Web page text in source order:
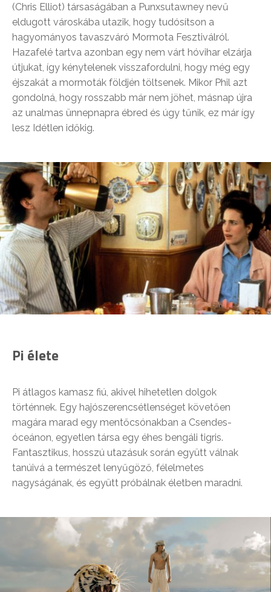
(Chris Elliot) társaságában a Punxsutawney nevű
eldugott városkába utazik, hogy tudósítson a
hagyományos tavaszváró Mormota Fesztiválról.
Hazafelé tartva azonban egy nem várt hóvihar elzárja
útjukat, így kénytelenek visszafordulni, hogy még egy
éjszakát a mormoták földjén töltsenek. Mikor Phil azt
gondolná, hogy rosszabb már nem jöhet, másnap újra
az unalmas ünnepnapra ébred és úgy tűnik, ez már így
lesz Idétlen időkig.
Pi élete
Pi átlagos kamasz fiú, akivel hihetetlen dolgok
történnek. Egy hajószerencsétlenséget követően
magára marad egy mentőcsónakban a Csendes-
óceánon, egyetlen társa egy éhes bengáli tigris.
Fantasztikus, hosszú utazásuk során együtt válnak
tanúivá a természet lenyűgöző, félelmetes
nagyságának, és együtt próbálnak életben maradni.